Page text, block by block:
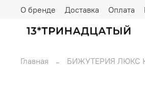
О бренде Доставка Оплата
Главная БИЖУТЕРИЯ ЛЮКС